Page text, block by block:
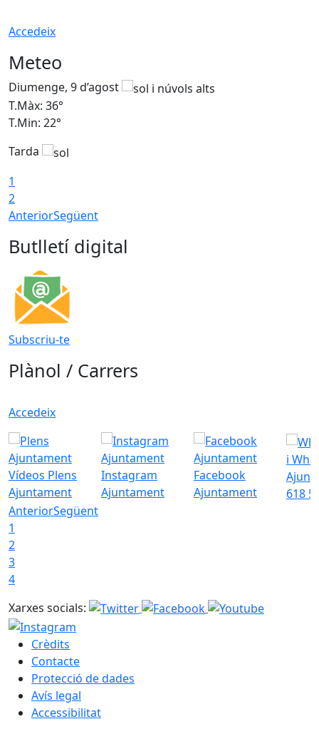
Accedeix
Meteo
Diumenge, 9 d’agost
T.Màx: 36°
T.Min: 22°
Tarda
1
2
AnteriorSegüent
Butlletí digital
Subscriu-te
Plànol / Carrers
Accedeix
Vídeos Plens
Ajuntament
Instagram
Ajuntament
Facebook
Ajuntament
i
618
AnteriorSegüent
1
2
3
4
Xarxes socials:
Crèdits
Contacte
Protecció de dades
Avís legal
Accessibilitat